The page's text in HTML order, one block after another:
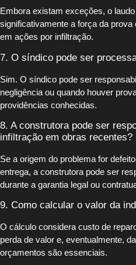
Embora existam exceções, o
significativamente a força da
em ações por infiltração.
7. O síndico pode ser
Sim. O síndico pode ser
negligência ou quando houver
providências conhecidas.
8. A construtora pode ser
infiltração em obras recentes?
Se a origem do problema for
entrega, a construtora pode ser
durante a garantia legal ou
9. Como calcular o valor da
O cálculo considera custo de
perda de valor e, eventualmente,
orçamentos são essenciais.